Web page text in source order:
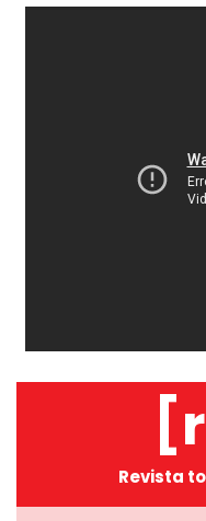
Revista